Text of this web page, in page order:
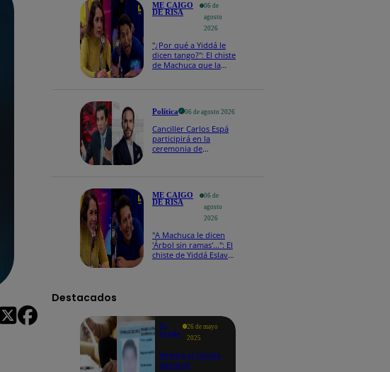
ME CAIGO
DE RISA
06 de
agosto
2026
"¿Por qué a Yiddá le
dicen tango?": El chiste
de Machuca que la
Política 06 de agosto 2026
Canciller Carlos Espá
participirá en la
ceremonia de
ME CAIGO
DE RISA
06 de
agosto
2026
"A Machuca le dicen
'Árbol sin ramas'...": El
chiste de Yiddá Eslava
Destacados
Te
ayudo
26 de mayo
2025
Revisa si tienes
deudas